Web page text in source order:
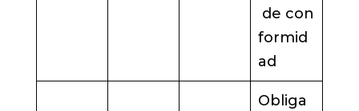
de con
formid
ad
Obliga